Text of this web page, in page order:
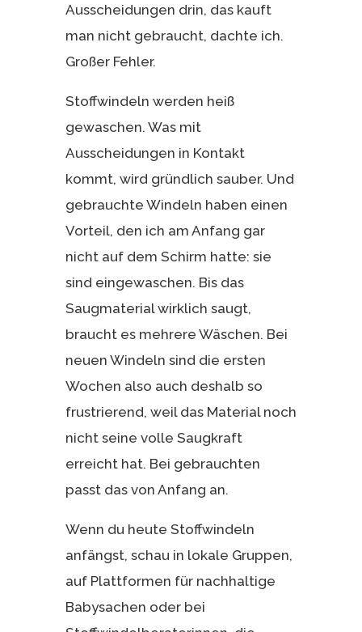
Ausscheidungen drin, das kauft
man nicht gebraucht, dachte ich.
Großer Fehler.
Stoffwindeln werden heiß
gewaschen. Was mit
Ausscheidungen in Kontakt
kommt, wird gründlich sauber. Und
gebrauchte Windeln haben einen
Vorteil, den ich am Anfang gar
nicht auf dem Schirm hatte: sie
sind eingewaschen. Bis das
Saugmaterial wirklich saugt,
braucht es mehrere Wäschen. Bei
neuen Windeln sind die ersten
Wochen also auch deshalb so
frustrierend, weil das Material noch
nicht seine volle Saugkraft
erreicht hat. Bei gebrauchten
passt das von Anfang an.
Wenn du heute Stoffwindeln
anfängst, schau in lokale Gruppen,
auf Plattformen für nachhaltige
Babysachen oder bei